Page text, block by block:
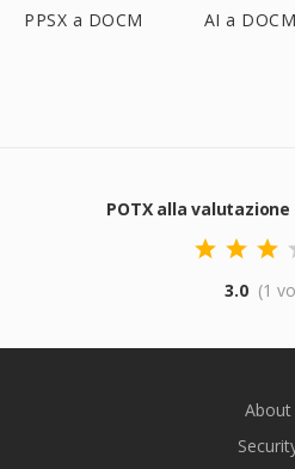
PPSX a DOCM AI a DOCM
POTX alla
3.0 (1
About